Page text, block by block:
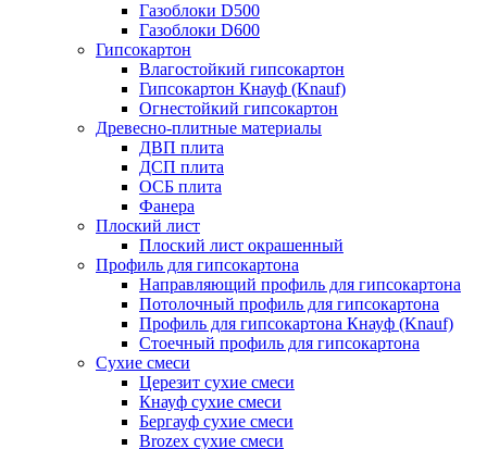
Газоблоки D500
Газоблоки D600
Гипсокартон
Влагостойкий гипсокартон
Гипсокартон Кнауф (Knauf)
Огнестойкий гипсокартон
Древесно-плитные материалы
ДВП плита
ДСП плита
ОСБ плита
Фанера
Плоский лист
Плоский лист окрашенный
Профиль для гипсокартона
Направляющий профиль для гипсокартона
Потолочный профиль для гипсокартона
Профиль для гипсокартона Кнауф (Knauf)
Стоечный профиль для гипсокартона
Сухие смеси
Церезит сухие смеси
Кнауф сухие смеси
Бергауф сухие смеси
Brozex сухие смеси